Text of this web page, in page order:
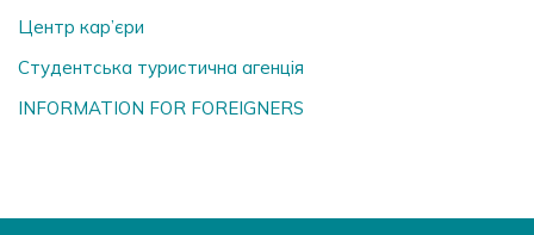
Центр кар’єри
Студентська туристична агенція
INFORMATION FOR FOREIGNERS